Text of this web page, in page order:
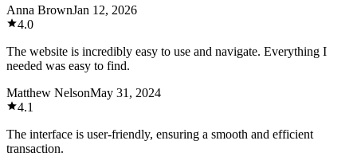
Anna BrownJan 12, 2026
4.0
The website is incredibly easy to use and navigate. Everything I
needed was easy to find.
Matthew NelsonMay 31, 2024
4.1
The interface is user-friendly, ensuring a smooth and efficient
transaction.